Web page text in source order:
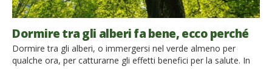
Dormire tra gli alberi fa bene, ecco perché
Dormire tra gli alberi, o immergersi nel verde almeno per
qualche ora, per catturarne gli effetti benefici per la salute. In